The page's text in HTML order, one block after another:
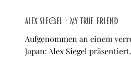
Alex Siegel - My True Friend
Aufgenommen an einem
Japan: Alex Siegel